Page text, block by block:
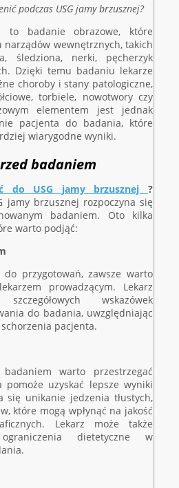
podczas USG jamy brzusznej?
to badanie obrazowe, które
wewnętrznych, takich
śledziona, nerki, pęcherzyk
Dzięki temu badaniu lekarze
choroby i stany patologiczne,
torbiele, nowotwory czy
elementem jest jednak
pacjenta do badania, które
wiarygodne wyniki.
badaniem
do USG jamy brzusznej ?
jamy brzusznej rozpoczyna się
badaniem. Oto kilka
warto podjąć:
do przygotowań, zawsze warto
prowadzącym. Lekarz
wskazówek
do badania, uwzględniając
pacjenta.
warto przestrzegać
uzyskać lepsze wyniki
się unikanie jedzenia tłustych,
które mogą wpłynąć na jakość
Lekarz może także
dietetyczne w